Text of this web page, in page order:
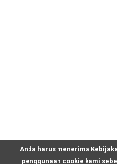
Anda harus menerima
penggunaan cookie kami